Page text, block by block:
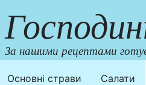
За нашими рецептами
Основні страви Салати